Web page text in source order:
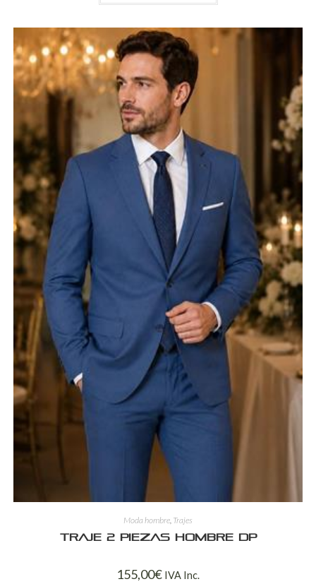
Moda hombre Trajes
Traje 2 Piezas Hombre DP
155,00€ IVA Inc.